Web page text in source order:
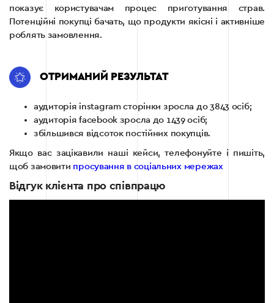
показує користувачам процес приготування страв.
Потенційні покупці бачать, що продукти якісні і активніше
роблять замовлення.
ОТРИМАНИЙ РЕЗУЛЬТАТ
аудиторія instagram сторінки зросла до 3843 осіб;
аудиторія facebook зросла до 1439 осіб;
збільшився відсоток постійних покупців.
Якщо вас зацікавили наші кейси, телефонуйте і пишіть,
щоб замовити просування в соціальних мережах
Відгук клієнта про співпрацю